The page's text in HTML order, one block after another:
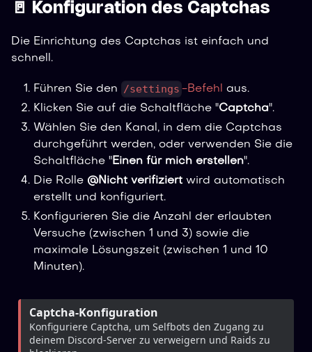
🚪 Konfiguration des Captchas
Die Einrichtung des Captchas ist einfach und
schnell.
Führen Sie den /settings -Befehl aus.
Klicken Sie auf die Schaltfläche "Captcha".
Wählen Sie den Kanal, in dem die Captchas
durchgeführt werden, oder verwenden Sie die
Schaltfläche "Einen für mich erstellen".
Die Rolle @Nicht verifiziert wird automatisch
erstellt und konfiguriert.
Konfigurieren Sie die Anzahl der erlaubten
Versuche (zwischen 1 und 3) sowie die
maximale Lösungszeit (zwischen 1 und 10
Minuten).
Captcha-Konfiguration
Konfiguriere Captcha, um Selfbots den Zugang zu
deinem Discord-Server zu verweigern und Raids zu